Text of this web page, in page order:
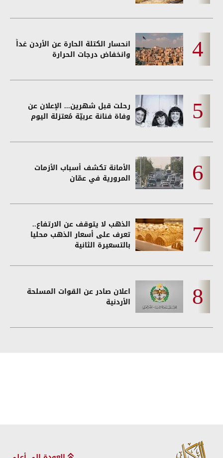
انحسار الكتلة الحارة عن الأردن غداً
وانخفاض درجات الحرارة
رحلت قبل شهرين... الإعلان عن
وفاة فنانة عربيّة مُعتزلة اليوم
الأمانة تكشف أسباب الأزمات
المرورية في عمّان
الذهب لا يتوقف عن الارتفاع..
تعرف على أسعار الذهب محليا
بالتسعيرة الثانية
اعلان صادر عن القوات المسلحة
الأردنية